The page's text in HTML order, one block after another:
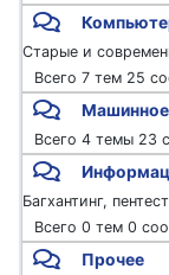
Старые и
7 тем 25
Машинное
4 темы 23
Багхантинг,
0 тем 0
Прочее